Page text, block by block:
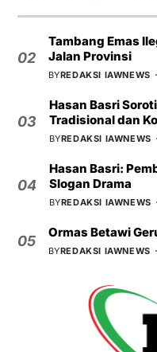
02
Tambang Emas
Jalan Provinsi
BYREDAKSI IAWNEWS
03
Hasan Basri
Tradisional dan
BYREDAKSI IAWNEWS
04
Hasan Basri:
Slogan Drama
BYREDAKSI IAWNEWS
05
Ormas Betawi
BYREDAKSI IAWNEWS